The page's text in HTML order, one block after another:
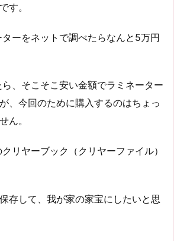
す。
ーをネットで調べたらなんと5万円
、そこそこ安い金額でラミネーター
、今回のために購入するのはちょっ
ん。
リヤーブック（クリヤーファイル）
存して、我が家の家宝にしたいと思